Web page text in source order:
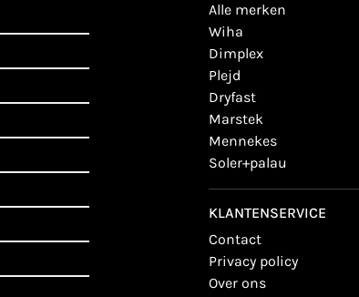
alle merken
wiha
dimplex
plejd
dryfast
marstek
mennekes
soler+palau
KLANTENSERVICE
contact
privacy policy
over ons